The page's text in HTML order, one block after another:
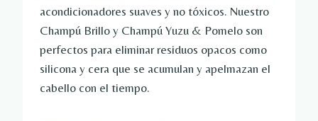
acondicionadores suaves y no tóxicos. Nuestro
Champú Brillo y Champú Yuzu & Pomelo son
perfectos para eliminar residuos opacos como
silicona y cera que se acumulan y apelmazan el
cabello con el tiempo.